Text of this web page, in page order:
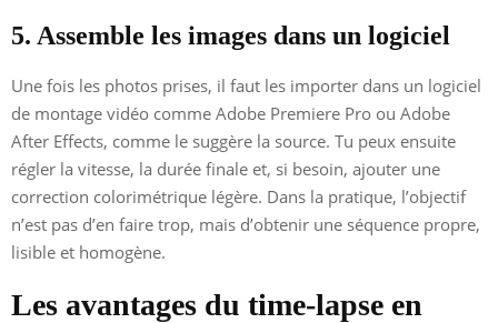
5. Assemble les images dans un logiciel
Une fois les photos prises, il faut les importer dans un logiciel
de montage vidéo comme Adobe Premiere Pro ou Adobe
After Effects, comme le suggère la source. Tu peux ensuite
régler la vitesse, la durée finale et, si besoin, ajouter une
correction colorimétrique légère. Dans la pratique, l’objectif
n’est pas d’en faire trop, mais d’obtenir une séquence propre,
lisible et homogène.
Les avantages du time-lapse en